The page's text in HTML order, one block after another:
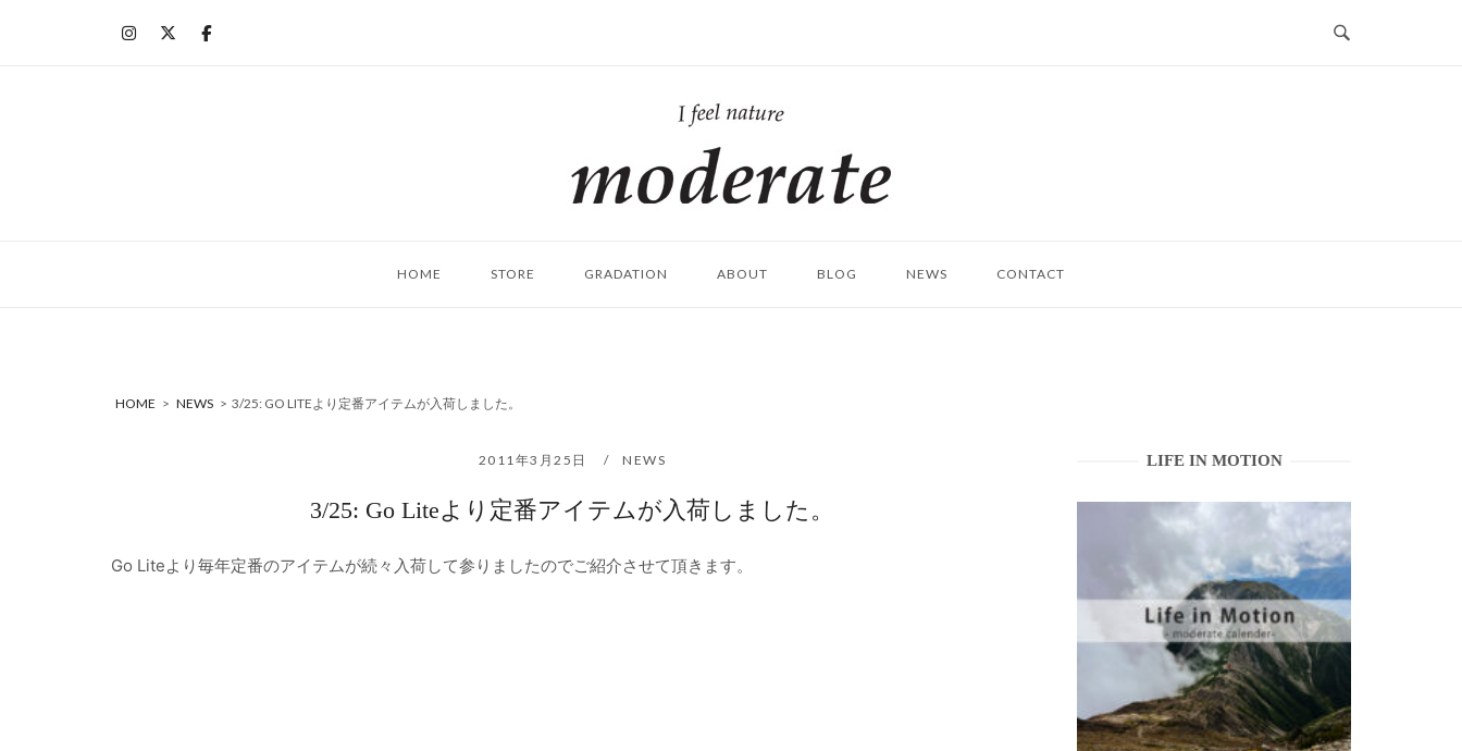
ム
HOME STORE GRADATION ABOUT BLOG NEWS CONTACT
HOME > NEWS > 3/25: GO LITEより定番アイテムが入荷しました。
2011年3月25日 NEWS
3/25: Go Liteより定番アイテムが入荷しました。
Go Liteより毎年定番のアイテムが続々入荷して参りましたのでご紹介させて頂きます。
LIFE IN MOTION